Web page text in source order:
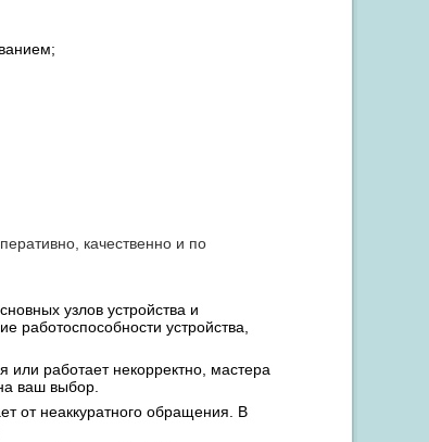
качественно и по
узлов устройства и
устройства,
или работает некорректно, мастера
ваш выбор.
от неаккуратного обращения. В